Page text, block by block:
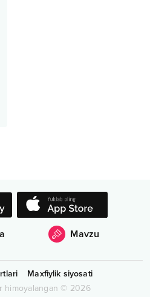
Mavzu
Maxfiylik siyosati
himoyalangan © 2026